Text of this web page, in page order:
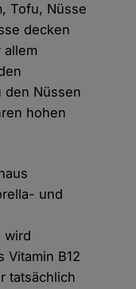
Tofu, Nüsse
decken
allem
den Nüssen
hohen
und
wird
Vitamin B12
tatsächlich